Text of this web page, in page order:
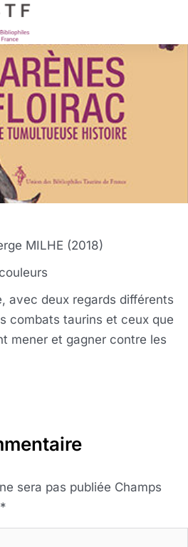
MILHE (2018)
avec deux regards différents
combats taurins et ceux que
mener et gagner contre les
sera pas publiée Champs
*